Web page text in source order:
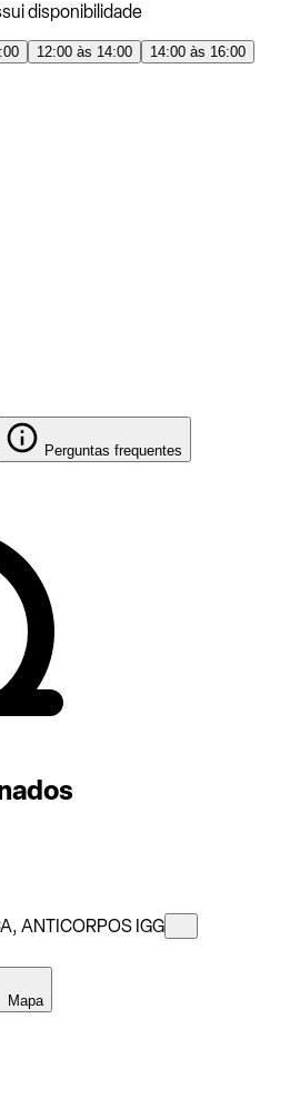
disponibilidade
12:00 às 14:00
14:00 às 16:00
Perguntas frequentes
ANTICORPOS IGG
Mapa